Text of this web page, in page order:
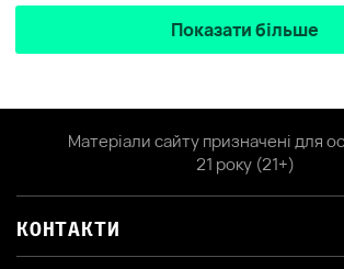
Показати більше
Матеріали сайту призначені для
21 року (21+)
КОНТАКТИ